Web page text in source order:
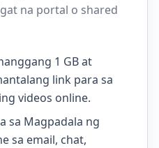
na portal o shared
1 GB at
link para sa
videos online.
sa Magpadala ng
sa email, chat,